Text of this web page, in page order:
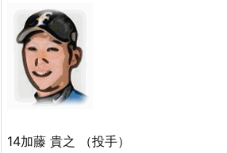
14加藤 貴之 （投手）